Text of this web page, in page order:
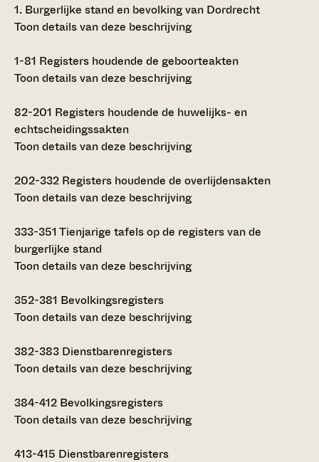
1. Burgerlijke stand en bevolking van Dordrecht
Toon details van deze beschrijving
1-81 Registers houdende de geboorteakten
Toon details van deze beschrijving
82-201 Registers houdende de huwelijks- en
echtscheidingssakten
Toon details van deze beschrijving
202-332 Registers houdende de overlijdensakten
Toon details van deze beschrijving
333-351 Tienjarige tafels op de registers van de
burgerlijke stand
Toon details van deze beschrijving
352-381 Bevolkingsregisters
Toon details van deze beschrijving
382-383 Dienstbarenregisters
Toon details van deze beschrijving
384-412 Bevolkingsregisters
Toon details van deze beschrijving
413-415 Dienstbarenregisters